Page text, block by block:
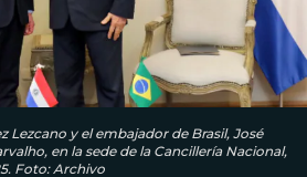
Lezcano y el embajador de Brasil, José
en la sede de la Cancillería Nacional,
Foto: Archivo